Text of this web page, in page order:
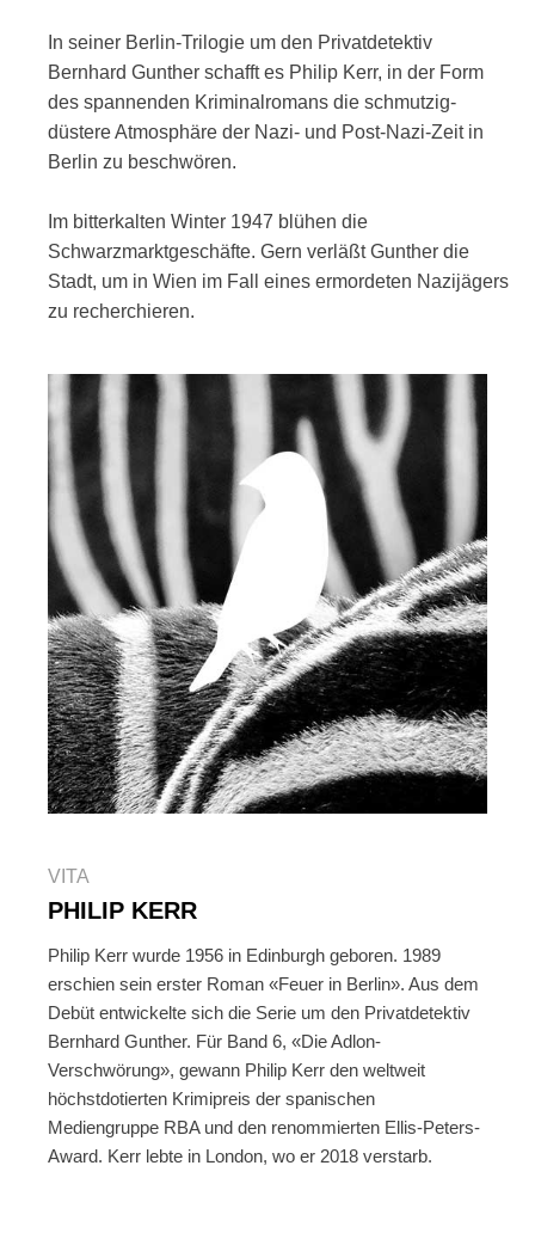
In seiner Berlin-Trilogie um den Privatdetektiv
Bernhard Gunther schafft es Philip Kerr, in der Form
des spannenden Kriminalromans die schmutzig-
düstere Atmosphäre der Nazi- und Post-Nazi-Zeit in
Berlin zu beschwören.
Im bitterkalten Winter 1947 blühen die
Schwarzmarktgeschäfte. Gern verläßt Gunther die
Stadt, um in Wien im Fall eines ermordeten Nazijägers
zu recherchieren.
VITA
PHILIP KERR
Philip Kerr wurde 1956 in Edinburgh geboren. 1989
erschien sein erster Roman «Feuer in Berlin». Aus dem
Debüt entwickelte sich die Serie um den Privatdetektiv
Bernhard Gunther. Für Band 6, «Die Adlon-
Verschwörung», gewann Philip Kerr den weltweit
höchstdotierten Krimipreis der spanischen
Mediengruppe RBA und den renommierten Ellis-Peters-
Award. Kerr lebte in London, wo er 2018 verstarb.